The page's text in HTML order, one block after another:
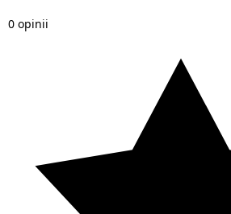
0 opinii